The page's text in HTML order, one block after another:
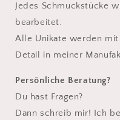
Jedes Schmuckstücke
bearbeitet.
Alle Unikate werden
Detail in meiner
Persönliche Beratung?
Du hast Fragen?
Dann schreib mir! Ich